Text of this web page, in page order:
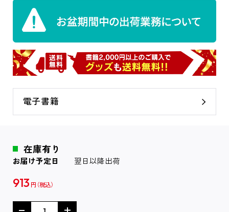
電子書籍
在庫有り
お届け予定日 翌日以降出荷
913 円